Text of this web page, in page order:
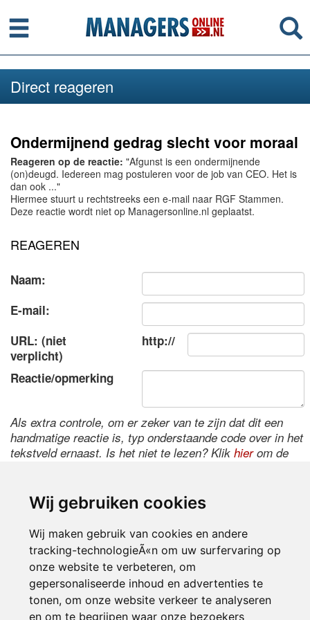
Wij gebruiken cookies
Wij maken gebruik van cookies en andere
tracking-technologieÃ«n om uw surfervaring op
onze website te verbeteren, om
gepersonaliseerde inhoud en advertenties te
tonen, om onze website verkeer te analyseren
en om te begrijpen waar onze bezoekers
Menu
Direct reageren
Ondermijnend gedrag slecht voor moraal
Reageren op de reactie: "Afgunst is een ondermijnende
(on)deugd. Iedereen mag postuleren voor de job van CEO. Het is
dan ook ..."
Hiermee stuurt u rechtstreeks een e-mail naar RGF Stammen.
Deze reactie wordt niet op Managersonline.nl geplaatst.
REAGEREN
Naam:
E-mail:
URL: (niet
verplicht)
http://
Reactie/opmerking
Als extra controle, om er zeker van te zijn dat dit een
handmatige reactie is, typ onderstaande code over in het
tekstveld ernaast. Is het niet te lezen? Klik hierom de